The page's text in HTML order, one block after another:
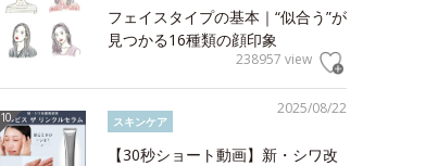
フェイスタイプの基本｜“似合う”が
見つかる16種類の顔印象
238957 view
2025/08/22
スキンケア
【30秒ショート動画】新・シワ改